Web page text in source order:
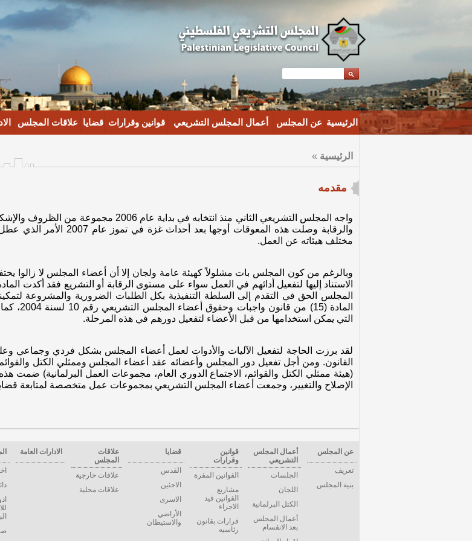
الرئيسية عن المجلس أعمال المجلس التشريعي قوانين وقرارات قضايا علاقات المجلس
الرئيسية »
مقدمه
واجه المجلس التشريعي الثاني منذ انتخابه في
والرقابة وصلت هذه
مختلف هيئاته عن العمل.
وبالرغم من كون المجلس بات مشلولاً كهيئة عامة ولجان إلا أن أعضاء المجلس لا زالوا
المجلس الحق في التقدم إلى السلطة التنفيذية بكل الطلبات الضرورية والمشروعة
المادة
التي يمكن استخدامها من قبل الأعضاء لتفعيل دورهم في هذه المرحلة.
لقد برزت الحاجة لتفعيل الآليات والأدوات لعمل أعضاء المجلس بشكل فردي وجماعي
(هيئة ممثلي الكتل والقوائم، الاجتماع الدوري العام، مجموعات العمل البرلمانية) ضمت
الإصلاح والتغيير، وجمعت أعضاء المجلس التشريعي بمجموعات عمل متخصصة لمتابعة
عن المجلس
تعريف
بنية المجلس
أعمال المجلس
التشريعي
الجلسات
اللجان
الكتل البرلمانية
أعمال المجلس
بعد الانقسام
قوانين
وقرارات
القوانين المقرة
مشاريع
القوانين قيد
الاجراء
قرارات بقانون
رئاسيه
قضايا
القدس
الاجئين
الاسرى
الأراضي
والاستيطان
علاقات
المجلس
علاقات خارجية
علاقات محلية
الادارات العامة